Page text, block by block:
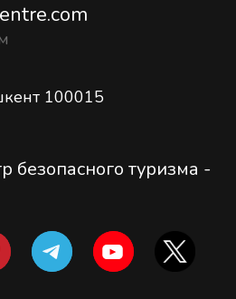
100015
безопасного туризма -